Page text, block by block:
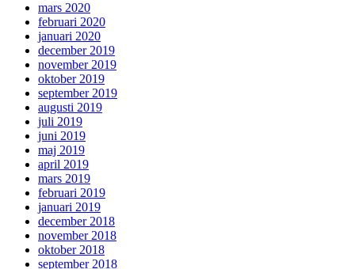
mars 2020
februari 2020
januari 2020
december 2019
november 2019
oktober 2019
september 2019
augusti 2019
juli 2019
juni 2019
maj 2019
april 2019
mars 2019
februari 2019
januari 2019
december 2018
november 2018
oktober 2018
september 2018